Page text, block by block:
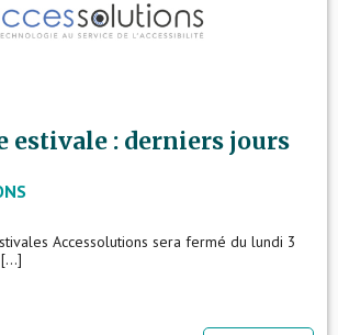
estivale : derniers jours
Accessolutions sera fermé du lundi 3